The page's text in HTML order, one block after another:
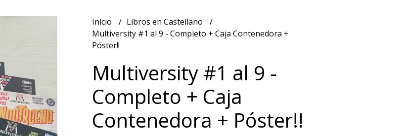
Inicio
Libros en Castellano
Multiversity #1 al 9 - Completo + Caja Contenedora +
Póster!!
Multiversity #1 al 9 -
Completo + Caja
Contenedora + Póster!!